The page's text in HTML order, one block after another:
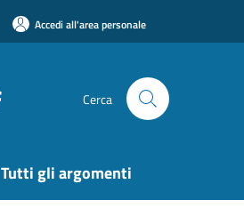
Accedi all'area personale
Cerca
Tutti gli argomenti